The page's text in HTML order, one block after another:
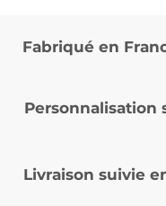
Fabriqué en
Personnalisation
Livraison suivie